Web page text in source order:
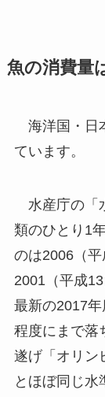
魚の消費量
海洋国・日
ています。
水産庁の「
類のひとり1
のは2006（
2001（平成
最新の2017
程度にまで落
遂げ「オリン
とほぼ同じ水